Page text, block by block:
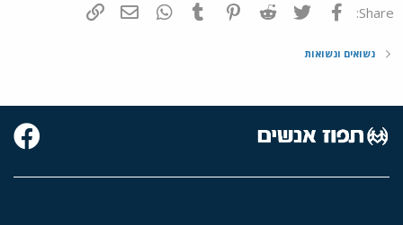
Share: פייסבוק Twitter
Reddit
Pinterest
Tumblr
WhatsAppדואר אלקטרוני
נשואים ונשואות